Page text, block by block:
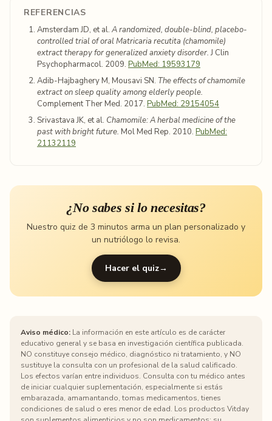
REFERENCIAS
Amsterdam JD, et al. A randomized, double-blind, placebo-
controlled trial of oral Matricaria recutita (chamomile)
extract therapy for generalized anxiety disorder.J Clin
Psychopharmacol. 2009. PubMed: 19593179
Adib-Hajbaghery M, Mousavi SN. The effects of chamomile
extract on sleep quality among elderly people.
Complement Ther Med. 2017. PubMed: 29154054
Srivastava JK, et al. Chamomile: A herbal medicine of the
past with bright future. Mol Med Rep. 2010. PubMed:
21132119
¿No sabes si lo necesitas?
Nuestro quiz de 3 minutos arma un plan personalizado y
un nutriólogo lo revisa.
Hacer el quiz→
Aviso médico: La información en este artículo es de carácter
educativo general y se basa en investigación científica publicada.
NO constituye consejo médico, diagnóstico ni tratamiento, y NO
sustituye la consulta con un profesional de la salud calificado.
Los efectos varían entre individuos. Consulta con tu médico antes
de iniciar cualquier suplementación, especialmente si estás
embarazada, amamantando, tomas medicamentos, tienes
condiciones de salud o eres menor de edad. Los productos Vitday